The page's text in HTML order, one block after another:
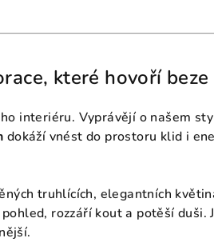
které hovoří
interiéru. Vyprávějí o našem
dokáží vnést do prostoru klid i
truhlících, elegantních
rozzáří kout a potěší duši.